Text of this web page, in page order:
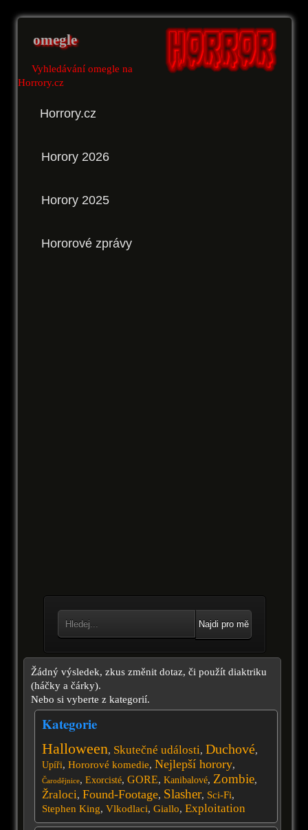
omegle
Vyhledávání omegle na
Horrory.cz
Horrory.cz
Horory 2026
Horory 2025
Hororové zprávy
Najdi pro mě
Žádný výsledek, zkus změnit dotaz, či použít diaktriku
(háčky a čárky).
Nebo si vyberte z kategorií.
Kategorie
Halloween, Skutečné události, Duchové,
Upíři, Hororové komedie, Nejlepší horory,
Čarodějnice, Exorcisté, GORE, Kanibalové, Zombie,
Žraloci, Found-Footage, Slasher, Sci-Fi,
Stephen King, Vlkodlaci, Giallo, Exploitation